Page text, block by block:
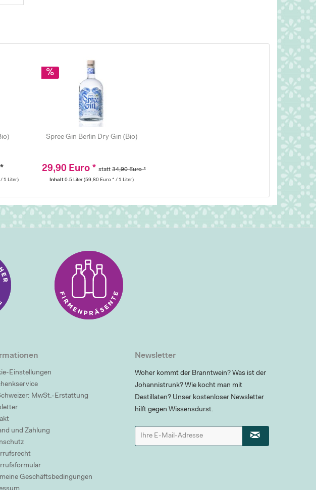
1 Liter)
Spree Gin Berlin Dry Gin (Bio)
29,90 Euro * statt34,90 Euro *
Inhalt0.5 Liter(59,80 Euro * / 1 Liter)
Einstellungen
MwSt.-Erstattung
und Zahlung
Geschäftsbedingungen
Newsletter
Woher kommt der Branntwein? Was ist der
Johannistrunk? Wie kocht man mit
Destillaten? Unser kostenloser Newsletter
hilft gegen Wissensdurst.